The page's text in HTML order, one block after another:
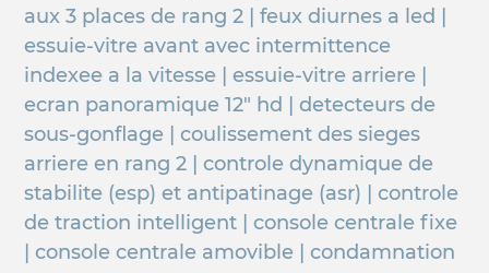
aux 3 places de rang 2 | feux diurnes a led |
essuie-vitre avant avec intermittence
indexee a la vitesse | essuie-vitre arriere |
ecran panoramique 12" hd | detecteurs de
sous-gonflage | coulissement des sieges
arriere en rang 2 | controle dynamique de
stabilite (esp) et antipatinage (asr) | controle
de traction intelligent | console centrale fixe
| console centrale amovible | condamnation